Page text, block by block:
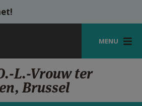
gaan
MENU
L.-Vrouw ter
Brussel